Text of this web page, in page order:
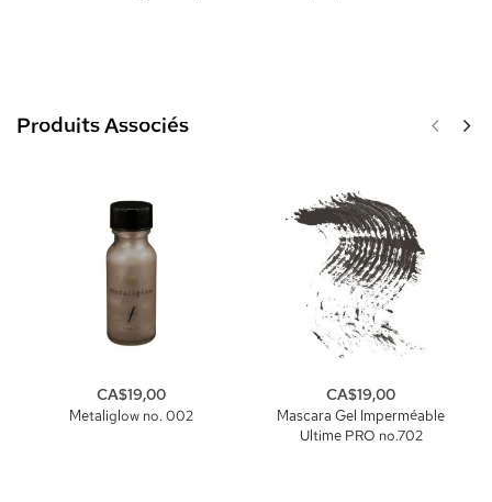
Produits Associés
Metaliglow no. 002
CA$19,00
Mascara Gel Imperméable
Ultime PRO no.702
CA$19,00